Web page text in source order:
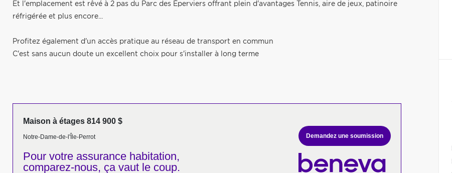
Et l'emplacement est rêvé à 2 pas du Parc des Éperviers offrant plein d'avantages Tennis, aire de jeux, patinoire
réfrigérée et plus encore...
Profitez également d'un accès pratique au réseau de transport en commun
C'est sans aucun doute un excellent choix pour s'installer à long terme
Maison à étages 814 900 $
Notre-Dame-de-l'Île-Perrot
Pour votre assurance habitation,
comparez-nous, ça vaut le coup.
Demandez une soumission